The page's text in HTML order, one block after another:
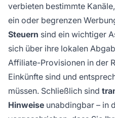
verbieten bestimmte
ein oder begrenzen
Steuern sind ein wichtiger
sich über ihre lokalen
Affiliate-Provisionen in der
Einkünfte sind und
müssen. Schließlich sind
Hinweise unabdingbar – in